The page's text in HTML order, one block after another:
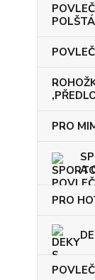
PRO
A
PRO